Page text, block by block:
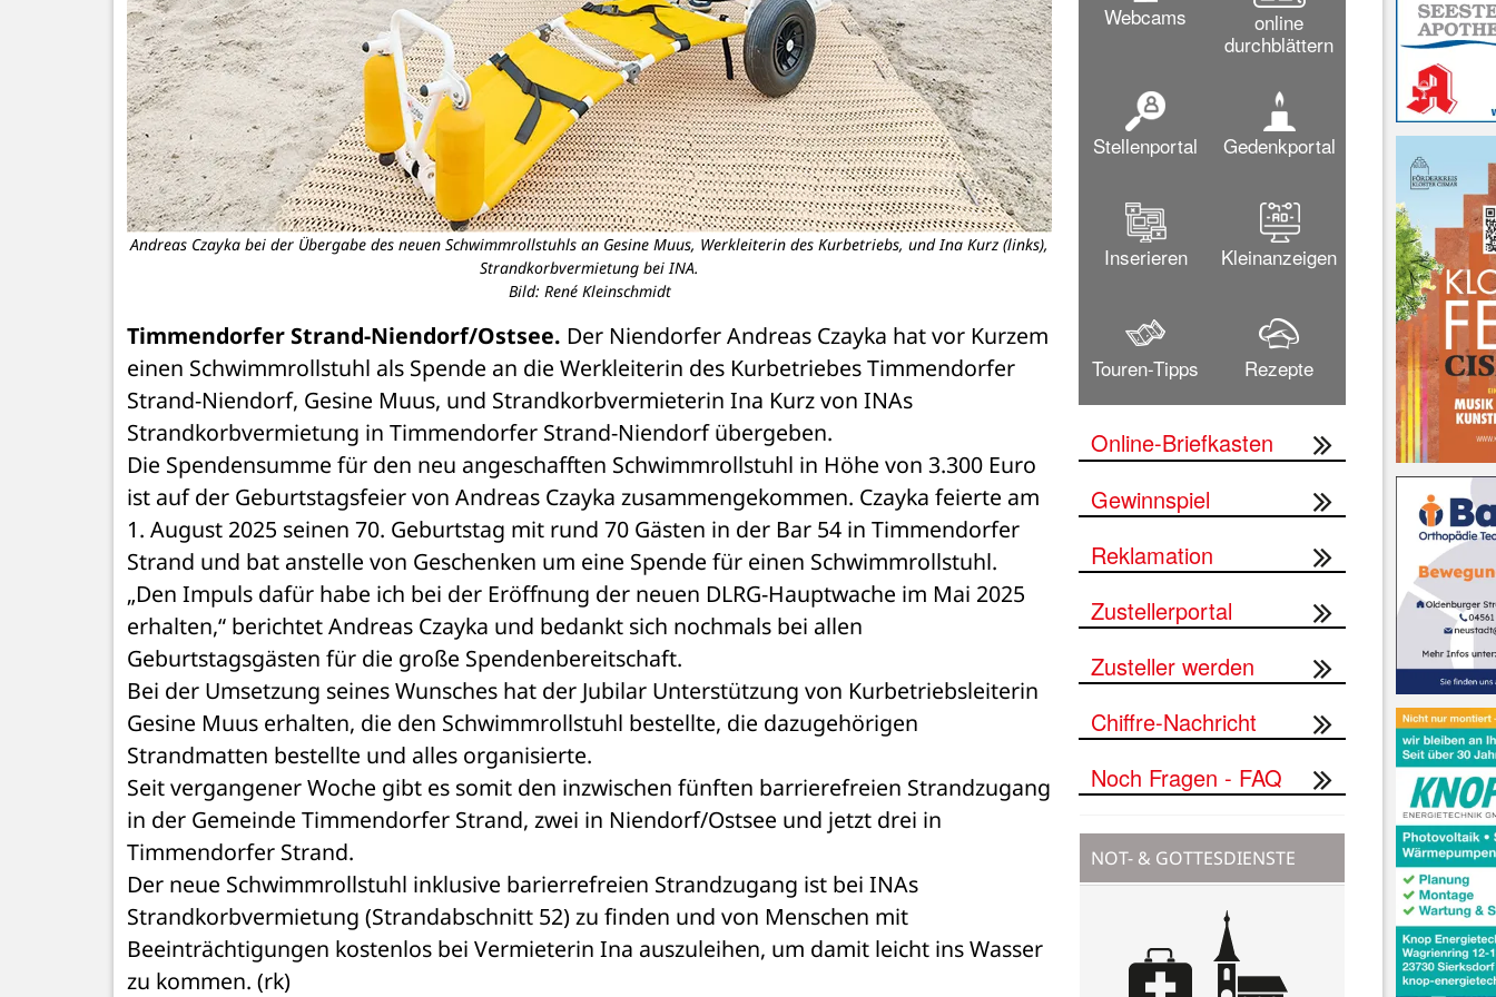
Andreas Czayka bei der Übergabe des neuen Schwimmrollstuhls an Gesine Muus, Werkleiterin des Kurbetriebs, und Ina Kurz (links),
Strandkorbvermietung bei INA.
Bild: René Kleinschmidt
Timmendorfer Strand-Niendorf/Ostsee. Der Niendorfer Andreas Czayka hat vor Kurzem
einen Schwimmrollstuhl als Spende an die Werkleiterin des Kurbetriebes Timmendorfer
Strand-Nien­dorf, Gesine Muus, und Strandkorbvermieterin Ina Kurz von INAs
Strandkorbvermietung in Timmendorfer Strand-Niendorf übergeben.
Die Spendensumme für den neu angeschafften Schwimmrollstuhl in Höhe von 3.300 Euro
ist auf der Geburtstagsfeier von Andreas Czayka zusammengekommen. Czayka feierte am
1. August 2025 seinen 70. Geburtstag mit rund 70 Gästen in der Bar 54 in Timmendorfer
Strand und bat anstelle von Geschenken um eine Spende für einen Schwimmrollstuhl.
„Den Impuls dafür habe ich bei der Eröffnung der neuen DLRG-Hauptwache im Mai 2025
erhalten,“ berichtet Andreas Czayka und bedankt sich nochmals bei allen
Geburtstagsgästen für die große Spendenbereitschaft.
Bei der Umsetzung seines Wunsches hat der Jubilar Unterstützung von Kurbetriebsleiterin
Gesine Muus erhalten, die den Schwimmrollstuhl bestellte, die dazugehörigen
Strandmatten bestellte und alles organisierte.
Seit vergangener Woche gibt es somit den inzwischen fünften barrierefreien Strandzugang
in der Gemeinde Timmendorfer Strand, zwei in Niendorf/Ostsee und jetzt drei in
Timmendorfer Strand.
Der neue Schwimmrollstuhl inklusive barierrefreien Strandzugang ist bei INAs
Strandkorbvermietung (Strandabschnitt 52) zu finden und von Menschen mit
Beeinträchtigungen kostenlos bei Vermieterin Ina auszuleihen, um damit leicht ins Wasser
zu kommen. (rk)
Webcams
online
durchblättern
Stellenportal Gedenkportal
Inserieren Kleinanzeigen
Touren-Tipps Rezepte
Online-Briefkasten
Gewinnspiel
Reklamation
Zustellerportal
Zusteller werden
Chiffre-Nachricht
Noch Fragen - FAQ
NOT- & GOTTESDIENSTE